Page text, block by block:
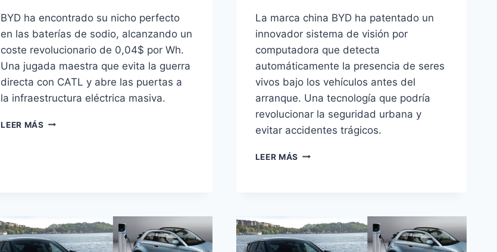
BYD ha encontrado su nicho perfecto
en las baterías de sodio, alcanzando un
coste revolucionario de 0,04$ por Wh.
Una jugada maestra que evita la guerra
directa con CATL y abre las puertas a
la infraestructura eléctrica masiva.
LEER MÁS BYD
La marca china BYD ha patentado un
innovador sistema de visión por
computadora que detecta
automáticamente la presencia de seres
vivos bajo los vehículos antes del
arranque. Una tecnología que podría
revolucionar la seguridad urbana y
evitar accidentes trágicos.
LEER MÁS BYD
BAJO
VEHÍCULOS